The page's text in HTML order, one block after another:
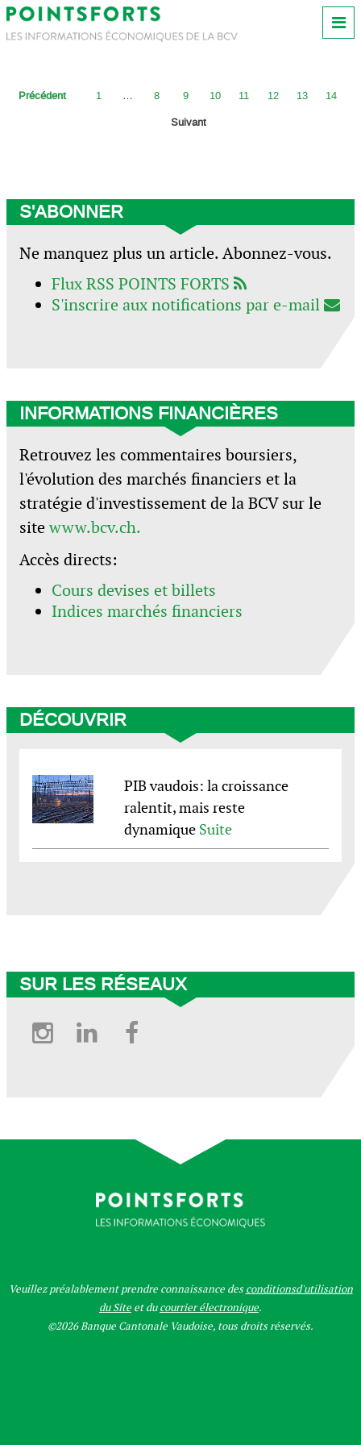
Précédent 1 … 8 9 10 11 12 13
14
Suivant
S'ABONNER
Ne manquez plus un article. Abonnez-vous.
Flux RSS POINTS FORTS
S'inscrire aux notifications par e-mail
INFORMATIONS FINANCIÈRES
Retrouvez les commentaires boursiers,
l'évolution des marchés financiers et la
stratégie d'investissement de la BCV sur le
sitewww.bcv.ch.
Accès directs:
Cours devises et billets
Indices marchés financiers
DÉCOUVRIR
PIB vaudois: la croissance
ralentit, mais reste
dynamique Suite
SUR LES RÉSEAUX
Instagram
Linkedin
Veuillez préalablement prendre connaissance desconditionsd'utilisation
du Site et ducourrier électronique.
©2026 Banque Cantonale Vaudoise, tous droits réservés.